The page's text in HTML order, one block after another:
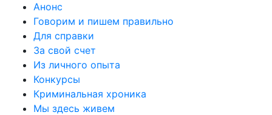
Анонс
Говорим и пишем правильно
Для справки
За свой счет
Из личного опыта
Конкурсы
Криминальная хроника
Мы здесь живем